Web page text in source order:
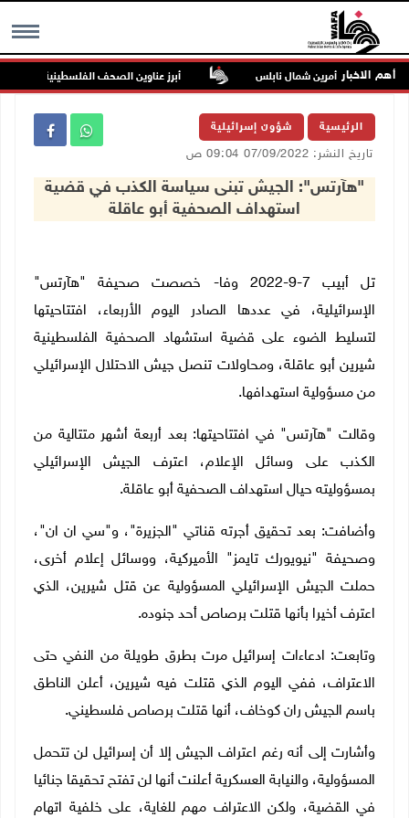
MENU أهم الاخبار
من بيت أمرين شمال نابلس أبرز عناوين الصحف الفلسطينية
الرئيسية شؤون إسرائيلية
تاريخ النشر: 07/09/2022 09:04 ص
"هآرتس": الجيش تبنى سياسة الكذب في قضية
استهداف الصحفية أبو عاقلة
تل أبيب 7-9-2022 وفا- خصصت صحيفة "هآرتس"
الإسرائيلية، في عددها الصادر اليوم الأربعاء، افتتاحيتها
لتسليط الضوء على قضية استشهاد الصحفية الفلسطينية
شيرين أبو عاقلة، ومحاولات تنصل جيش الاحتلال الإسرائيلي
من مسؤولية استهدافها.
وقالت "هآرتس" في افتتاحيتها: بعد أربعة أشهر متتالية من
الكذب على وسائل الإعلام، اعترف الجيش الإسرائيلي
بمسؤوليته حيال استهداف الصحفية أبو عاقلة.
وأضافت: بعد تحقيق أجرته قناتي "الجزيرة"، و"سي ان ان"،
وصحيفة "نيويورك تايمز" الأميركية، ووسائل إعلام أخرى،
حملت الجيش الإسرائيلي المسؤولية عن قتل شيرين، الذي
اعترف أخيرا بأنها قتلت برصاص أحد جنوده.
وتابعت: ادعاءات إسرائيل مرت بطرق طويلة من النفي حتى
الاعتراف، ففي اليوم الذي قتلت فيه شيرين، أعلن الناطق
باسم الجيش ران كوخاف، أنها قتلت برصاص فلسطيني.
وأشارت إلى أنه رغم اعتراف الجيش إلا أن إسرائيل لن تتحمل
المسؤولية، والنيابة العسكرية أعلنت أنها لن تفتح تحقيقا جنائيا
في القضية، ولكن الاعتراف مهم للغاية، على خلفية اتهام